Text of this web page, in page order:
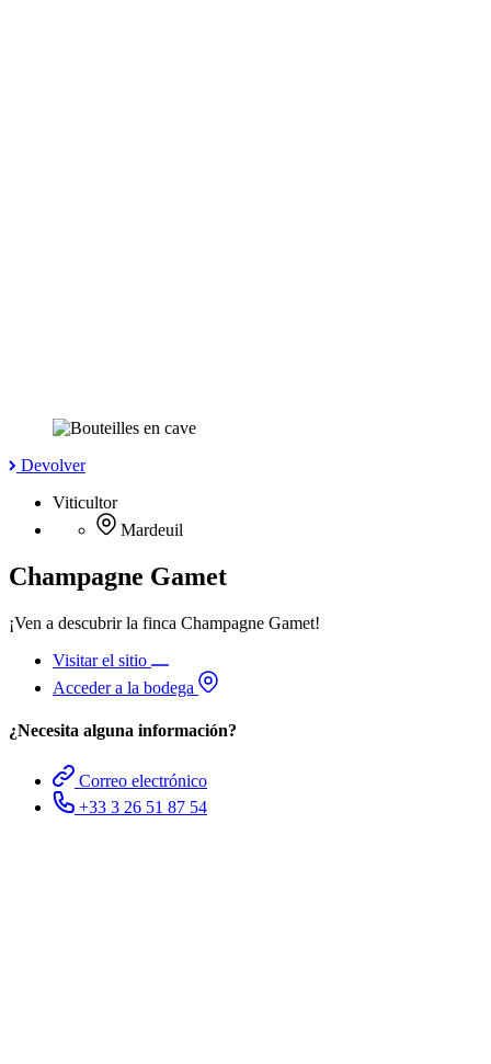
Devolver
Viticultor
Mardeuil
Champagne Gamet
¡Ven a descubrir la finca Champagne Gamet!
Visitar el sitio
Acceder a la bodega
¿Necesita alguna información?
Correo electrónico
+33 3 26 51 87 54